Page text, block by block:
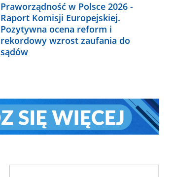
Praworządność w Polsce 2026 -
Raport Komisji Europejskiej.
Pozytywna ocena reform i
rekordowy wzrost zaufania do
sądów